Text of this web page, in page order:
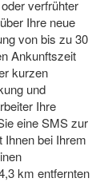
verfrühter
Ihre neue
von bis zu 30
Ankunftszeit
kurzen
und
Ihre
eine SMS zur
Ihnen bei Ihrem
km entfernten